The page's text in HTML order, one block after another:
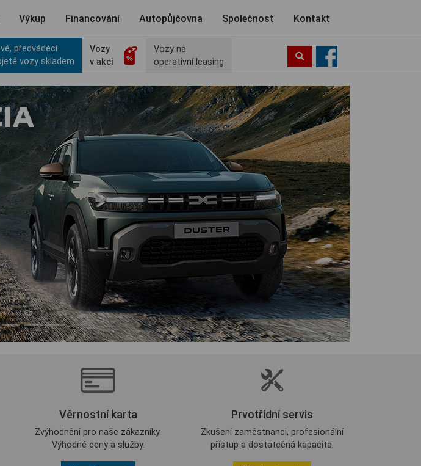
Výkup Financování Autopůjčovna Společnost Kontakt
předváděcí
vozy skladem
Vozy
v akci
Vozy na
operativní leasing
Věrnostní karta
Zvýhodnění pro naše zákazníky.
Výhodné ceny a služby.
Prvotřídní servis
Zkušení zaměstnanci, profesionální
přístup a dostatečná kapacita.